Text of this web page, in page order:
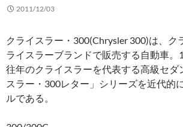
2011/12/03
クライスラー・300(Chrysler 300)は、ク
ライスラーブランドで販売する自動車。
往年のクライスラーを代表する高級セダ
スラー・300レター」シリーズを近代的
ルである。